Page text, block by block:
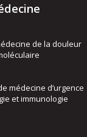
de la douleur
médecine d’urgence
et immunologie